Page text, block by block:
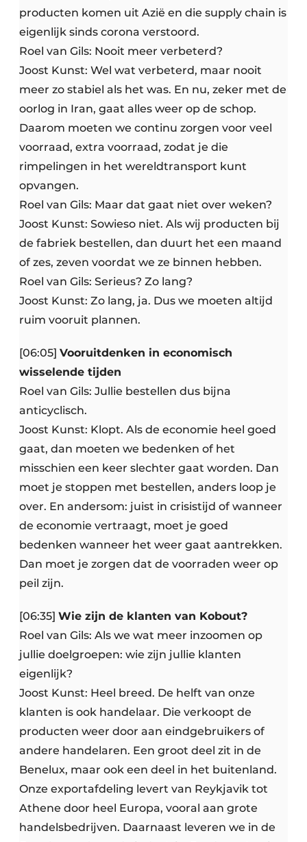
producten komen uit Azië en die supply chain is
eigenlijk sinds corona verstoord.
Roel van Gils: Nooit meer verbeterd?
Joost Kunst: Wel wat verbeterd, maar nooit
meer zo stabiel als het was. En nu, zeker met de
oorlog in Iran, gaat alles weer op de schop.
Daarom moeten we continu zorgen voor veel
voorraad, extra voorraad, zodat je die
rimpelingen in het wereldtransport kunt
opvangen.
Roel van Gils: Maar dat gaat niet over weken?
Joost Kunst: Sowieso niet. Als wij producten bij
de fabriek bestellen, dan duurt het een maand
of zes, zeven voordat we ze binnen hebben.
Roel van Gils: Serieus? Zo lang?
Joost Kunst: Zo lang, ja. Dus we moeten altijd
ruim vooruit plannen.
[06:05] Vooruitdenken in economisch
wisselende tijden
Roel van Gils: Jullie bestellen dus bijna
anticyclisch.
Joost Kunst: Klopt. Als de economie heel goed
gaat, dan moeten we bedenken of het
misschien een keer slechter gaat worden. Dan
moet je stoppen met bestellen, anders loop je
over. En andersom: juist in crisistijd of wanneer
de economie vertraagt, moet je goed
bedenken wanneer het weer gaat aantrekken.
Dan moet je zorgen dat de voorraden weer op
peil zijn.
[06:35] Wie zijn de klanten van Kobout?
Roel van Gils: Als we wat meer inzoomen op
jullie doelgroepen: wie zijn jullie klanten
eigenlijk?
Joost Kunst: Heel breed. De helft van onze
klanten is ook handelaar. Die verkoopt de
producten weer door aan eindgebruikers of
andere handelaren. Een groot deel zit in de
Benelux, maar ook een deel in het buitenland.
Onze exportafdeling levert van Reykjavik tot
Athene door heel Europa, vooral aan grote
handelsbedrijven. Daarnaast leveren we in de